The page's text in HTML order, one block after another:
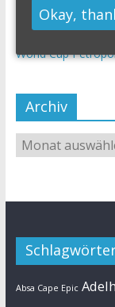
Chelva:
Saison
World Cup
Archiv
Absa Cape Epic
Okay,